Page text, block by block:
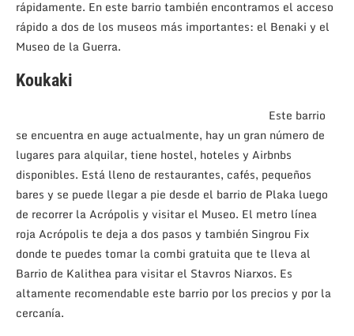
rápidamente. En este barrio también encontramos el acceso
rápido a dos de los museos más importantes: el Benaki y el
Museo de la Guerra.
Koukaki
Este barrio
se encuentra en auge actualmente, hay un gran número de
lugares para alquilar, tiene hostel, hoteles y Airbnbs
disponibles. Está lleno de restaurantes, cafés, pequeños
bares y se puede llegar a pie desde el barrio de Plaka luego
de recorrer la Acrópolis y visitar el Museo. El metro línea
roja Acrópolis te deja a dos pasos y también Singrou Fix
donde te puedes tomar la combi gratuita que te lleva al
Barrio de Kalithea para visitar el Stavros Niarxos. Es
altamente recomendable este barrio por los precios y por la
cercanía.